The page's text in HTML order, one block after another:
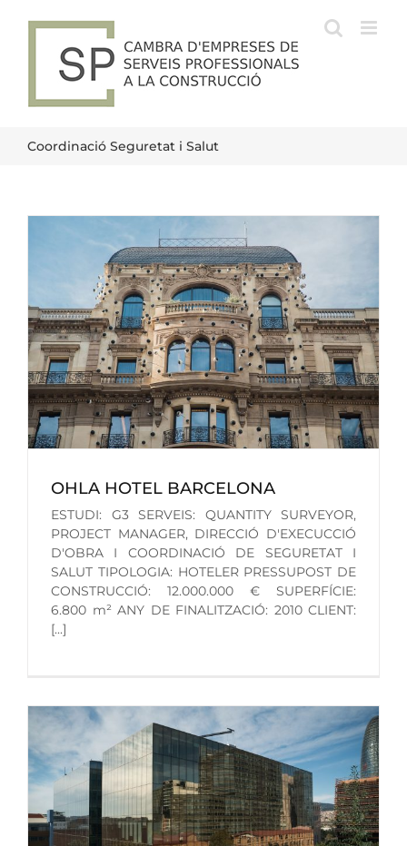
Coordinació Seguretat i Salut
OHLA HOTEL BARCELONA
ESTUDI: G3 SERVEIS: QUANTITY SURVEYOR,
PROJECT MANAGER, DIRECCIÓ D'EXECUCCIÓ
D'OBRA I COORDINACIÓ DE SEGURETAT I
SALUT TIPOLOGIA: HOTELER PRESSUPOST DE
CONSTRUCCIÓ: 12.000.000 € SUPERFÍCIE:
6.800 m² ANY DE FINALITZACIÓ: 2010 CLIENT:
[...]